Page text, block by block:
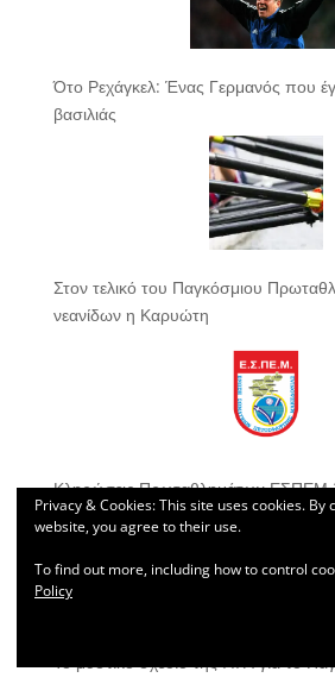
Ότο Ρεχάγκελ: Ένας Γερμανός που
βασιλιάς
Στον τελικό του Παγκόσμιου
νεανίδων η Καρυώτη
Κληρώσεις Πρωταθλημάτων ΕΣΠΕΜ
Το μυστικό σχέδιο της FIFA για το
Privacy & Cookies: This site uses cookies.
website, you agree to their use.
To find out more, including how to control
Policy